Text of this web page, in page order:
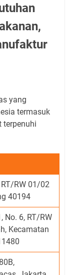
yang
termasuk
terpenuhi
RW 01/02
40194
No. 6, RT/RW
Kecamatan